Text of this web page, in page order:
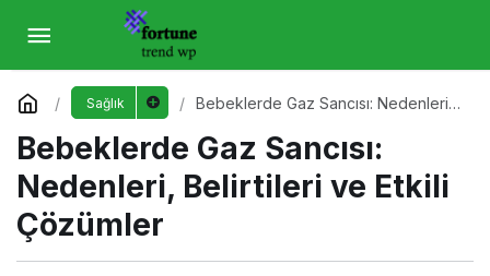
Sağlık
Bebeklerde Gaz Sancısı: Nedenleri,
Bebeklerde Gaz Sancısı:
Nedenleri, Belirtileri ve Etkili
Çözümler
Bebeklerde Gaz Sancısı: Nedenleri,
Belirtileri ve Etkili Çözümler
Yorum Yap